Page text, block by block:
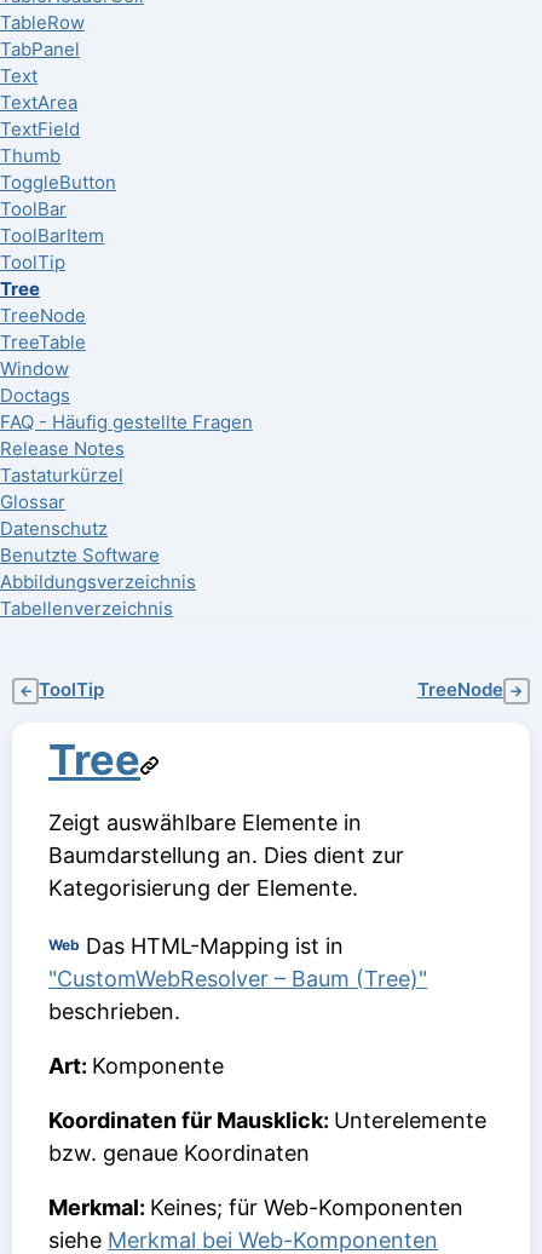
TableRow
TabPanel
Text
TextArea
TextField
Thumb
ToggleButton
ToolBar
ToolBarItem
ToolTip
Tree
TreeNode
TreeTable
Window
Doctags
FAQ - Häufig gestellte Fragen
Release Notes
Tastaturkürzel
Glossar
Datenschutz
Benutzte Software
Abbildungsverzeichnis
Tabellenverzeichnis
← ToolTip TreeNode →
Tree
Zeigt auswählbare Elemente in
Baumdarstellung an. Dies dient zur
Kategorisierung der Elemente.
Web Das HTML-Mapping ist in
"CustomWebResolver – Baum (Tree)"
beschrieben.
Art: Komponente
Koordinaten für Mausklick: Unterelemente
bzw. genaue Koordinaten
Merkmal: Keines; für Web-Komponenten
siehe Merkmal bei Web-Komponenten